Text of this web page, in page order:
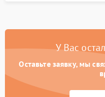
У Вас
Оставьте заявку, мы